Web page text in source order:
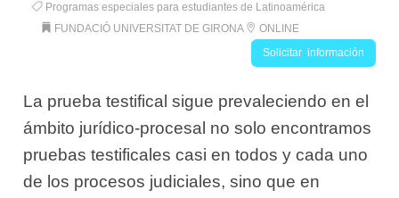
Programas especiales para estudiantes de Latinoamérica
FUNDACIÓ UNIVERSITAT DE GIRONA
ONLINE
Solicitar información
La prueba testifical sigue prevaleciendo en el
ámbito jurídico-procesal no solo encontramos
pruebas testificales casi en todos y cada uno
de los procesos judiciales, sino que en